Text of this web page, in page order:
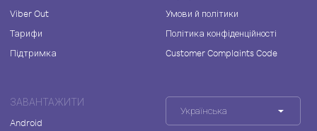
Viber Out
Тарифи
Підтримка
Умови й політики
Політика конфіденційності
Customer Complaints Code
ЗАВАНТАЖИТИ
Android
Українська